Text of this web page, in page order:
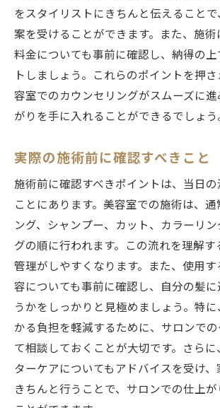
をスタイリストにきちんと伝えること
案を受けることができます。また、施術
料金についても事前に確認し、納得の
トしましょう。これらのポイントを押
容室でのカウンセリングがスムーズに
がりを手に入れることができるでしょう
実際の施術前に確認すべきこと
施術前に確認すべきポイントは、当日
ことにあります。美容室での施術は、通
ング、シャンプー、カット、カラーリ
グの順に行われます。この流れを理解す
管理がしやすくなります。また、使用
容についても事前に確認し、自分の髪
うかをしっかりと見極めましょう。特
かる負担を軽減するために、サロンで
て相談しておくことが大切です。さらに
ターケアについてもアドバイスを受け、
きちんと行うことで、サロンでの仕上